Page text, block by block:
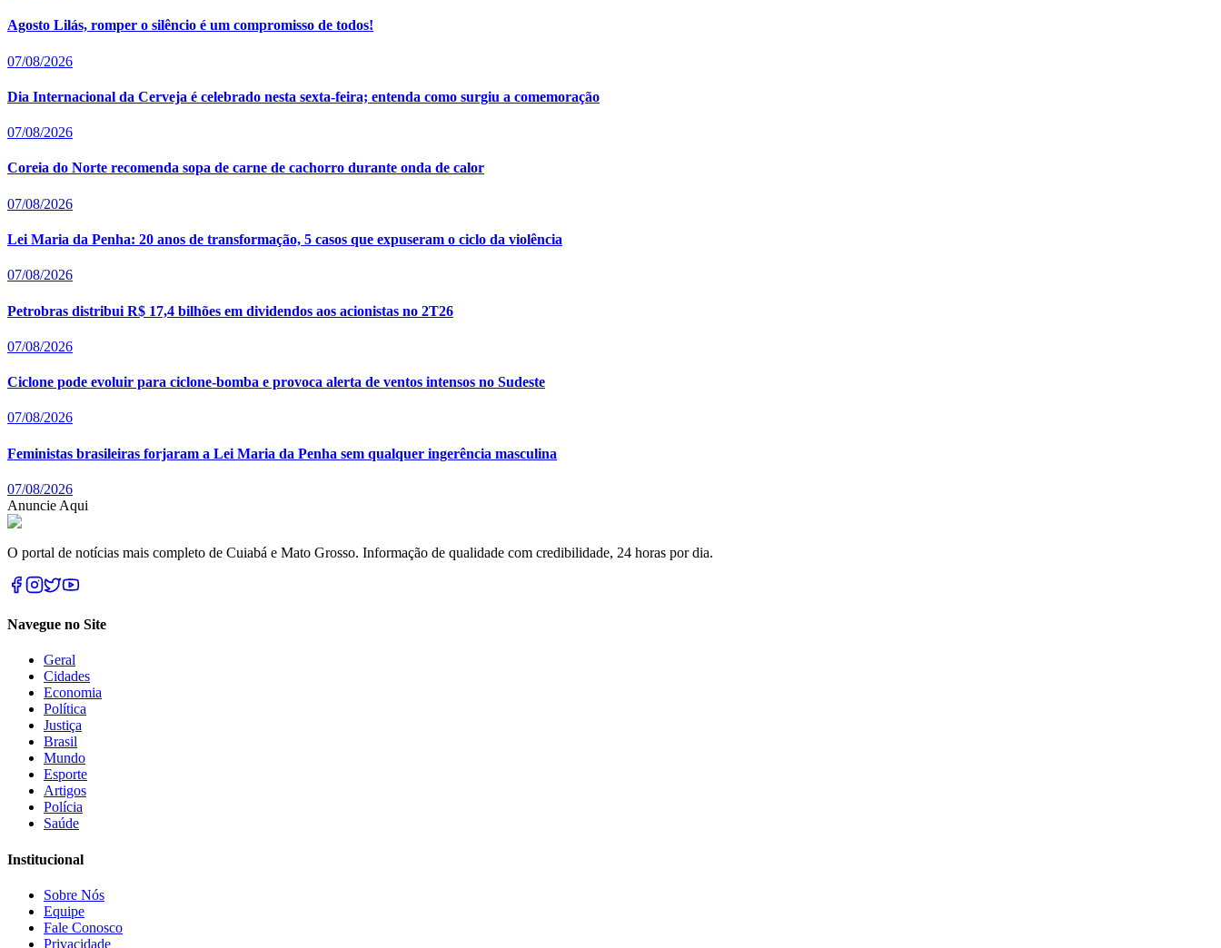
Agosto Lilás, romper o silêncio é um compromisso de todos!
07/08/2026
Dia Internacional da Cerveja é celebrado nesta sexta-feira; entenda como surgiu a comemoração
07/08/2026
Coreia do Norte recomenda sopa de carne de cachorro durante onda de calor
07/08/2026
Lei Maria da Penha: 20 anos de transformação, 5 casos que expuseram o ciclo da violência
07/08/2026
Petrobras distribui R$ 17,4 bilhões em dividendos aos acionistas no 2T26
07/08/2026
Ciclone pode evoluir para ciclone-bomba e provoca alerta de ventos intensos no Sudeste
07/08/2026
Feministas brasileiras forjaram a Lei Maria da Penha sem qualquer ingerência masculina
07/08/2026
Anuncie Aqui
O portal de notícias mais completo de Cuiabá e Mato Grosso. Informação de qualidade com credibilidade, 24 horas por dia.
Navegue no Site
Geral
Cidades
Economia
Política
Justiça
Brasil
Mundo
Esporte
Artigos
Polícia
Saúde
Institucional
Sobre Nós
Equipe
Fale Conosco
Privacidade